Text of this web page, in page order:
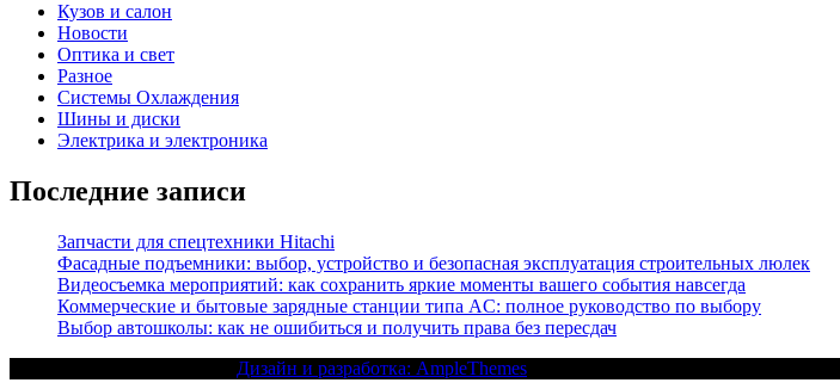
Кузов и салон
Новости
Оптика и свет
Разное
Системы Охлаждения
Шины и диски
Электрика и электроника
Последние записи
Запчасти для спецтехники Hitachi
Фасадные подъемники: выбор, устройство и безопасная эксплуатация строительных люлек
Видеосъемка мероприятий: как сохранить яркие моменты вашего события навсегда
Коммерческие и бытовые зарядные станции типа AC: полное руководство по выбору
Выбор автошколы: как не ошибиться и получить права без пересдач
Дизайн и разработка: AmpleThemes